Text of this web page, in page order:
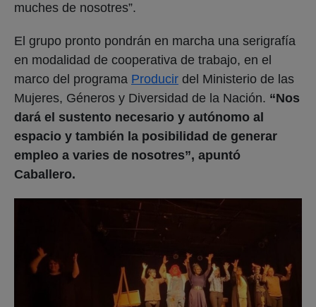
muches de nosotres”.
El grupo pronto pondrán en marcha una serigrafía
en modalidad de cooperativa de trabajo, en el
marco del programa Producir del Ministerio de las
Mujeres, Géneros y Diversidad de la Nación. “Nos
dará el sustento necesario y autónomo al
espacio y también la posibilidad de generar
empleo a varies de nosotres”, apuntó
Caballero.